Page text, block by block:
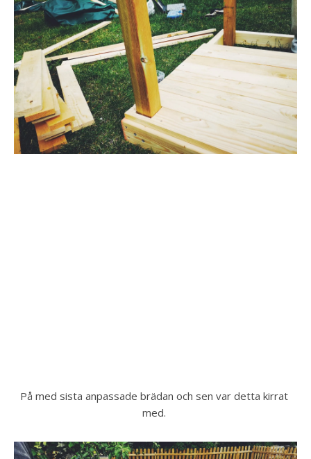
På med sista anpassade brädan och sen var detta kirrat
med.